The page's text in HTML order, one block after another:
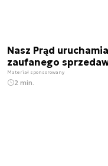
Nasz Prąd
zaufanego
Materiał sponsorowany
2 min.